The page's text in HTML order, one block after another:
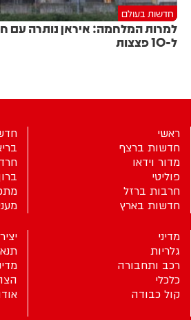
חדשות בעולם
למרות המלחמה: איראן נותרה עם
ל-10 פצצות
ראשי
חדשות ברצף
מדור וידאו
פוליטי
חרבות ברזל
חדשות בארץ
מדיני
גלריות
רכב ותחבורה
כלכלי
קול כבודה